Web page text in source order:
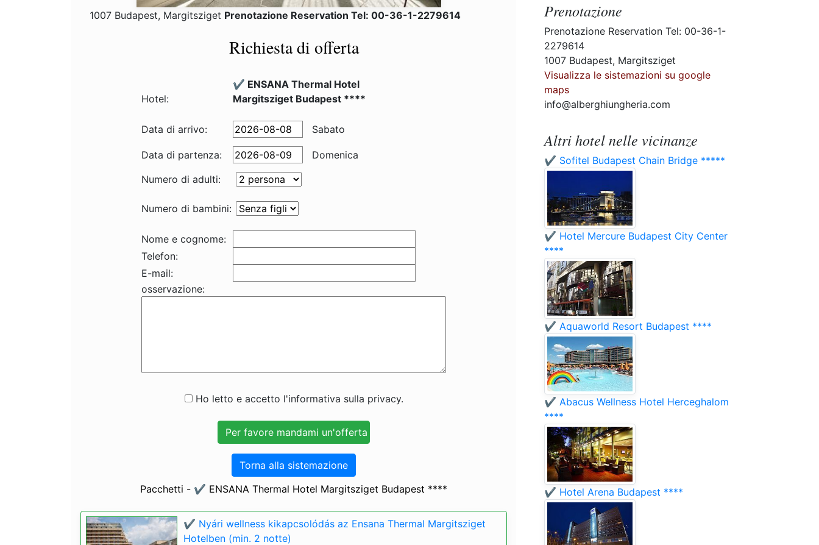
1007 Budapest, Margitsziget Prenotazione Reservation Tel: 00-36-1-2279614
Richiesta di offerta
Hotel:
✔️ ENSANA Thermal Hotel
Margitsziget Budapest ****
Data di arrivo: Sabato
Data di partenza:
Domenica
Numero di adulti:
Numero di bambini:
Nome e cognome:
Telefon:
E-mail:
osservazione:
Ho letto e accetto l'informativa sulla privacy.
Torna alla sistemazione
Pacchetti - ✔️ ENSANA Thermal Hotel Margitsziget Budapest ****
✔️ Nyári wellness kikapcsolódás az Ensana Thermal Margitsziget
Hotelben (min. 2 notte)
Prenotazione
Prenotazione Reservation Tel: 00-36-1-
2279614
1007 Budapest, Margitsziget
Visualizza le sistemazioni su google
maps
info@alberghiungheria.com
Altri hotel nelle vicinanze
✔️ Sofitel Budapest Chain Bridge *****
✔️ Hotel Mercure Budapest City Center
****
✔️ Aquaworld Resort Budapest ****
✔️ Abacus Wellness Hotel Herceghalom
****
✔️ Hotel Arena Budapest ****